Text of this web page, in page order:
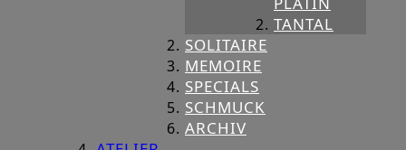
TANTAL
SOLITAIRE
MEMOIRE
SPECIALS
SCHMUCK
ARCHIV